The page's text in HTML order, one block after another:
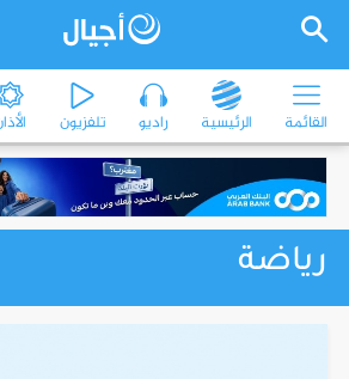
القائمة الرئيسية راديو تلفزيون
رياضة